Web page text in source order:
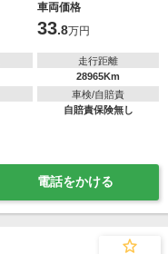
車両価格
33.8万円
走行距離
28965Km
車検/自賠責
自賠責保険無し
電話をかける